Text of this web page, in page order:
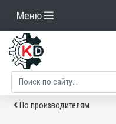
Меню
По производителям